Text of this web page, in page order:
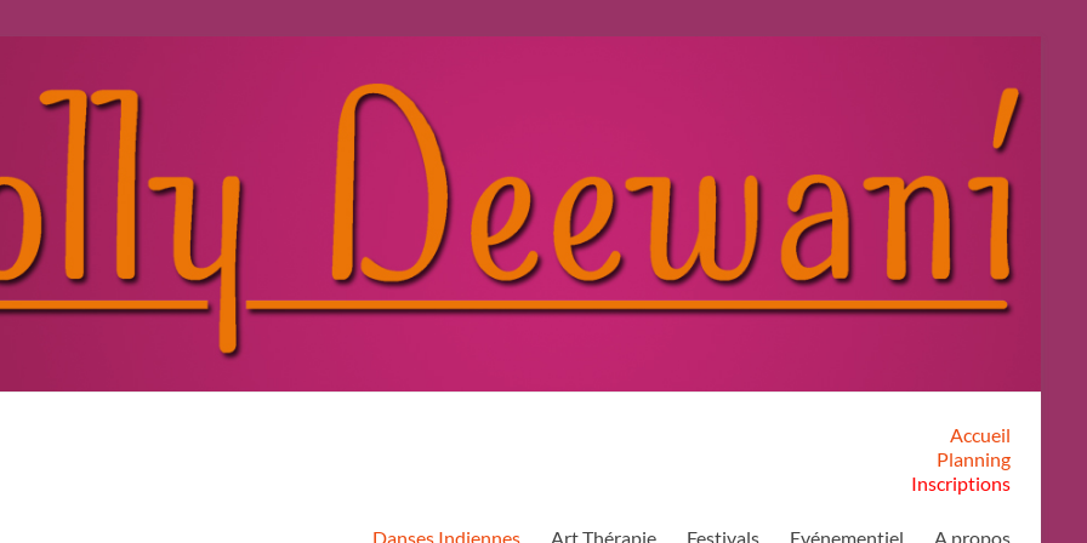
Accueil
Planning
Inscriptions
Danses Indiennes Art Thérapie Festivals Evénementiel A propos